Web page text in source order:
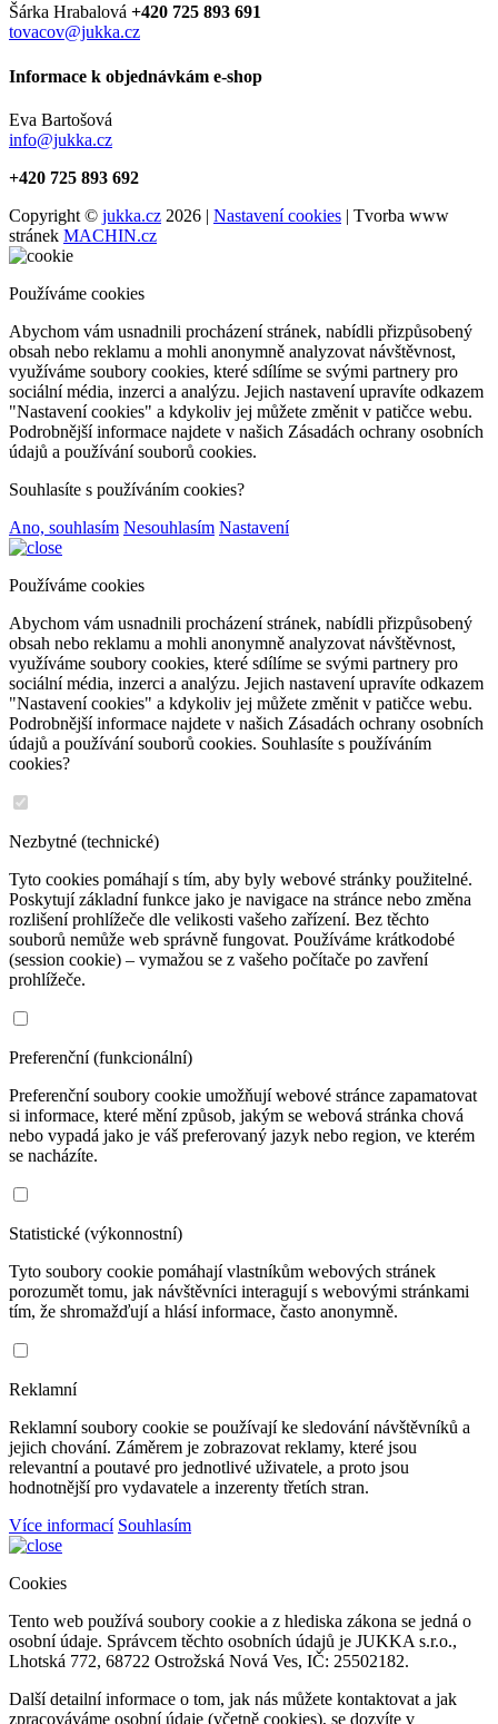
Šárka Hrabalová +420 725 893 691
tovacov@jukka.cz
Informace k objednávkám e-shop
Eva Bartošová
info@jukka.cz
+420 725 893 692
Copyright © jukka.cz 2026 | Nastavení cookies | Tvorba www
stránek MACHIN.cz
Používáme cookies
Abychom vám usnadnili procházení stránek, nabídli přizpůsobený
obsah nebo reklamu a mohli anonymně analyzovat návštěvnost,
využíváme soubory cookies, které sdílíme se svými partnery pro
sociální média, inzerci a analýzu. Jejich nastavení upravíte odkazem
"Nastavení cookies" a kdykoliv jej můžete změnit v patičce webu.
Podrobnější informace najdete v našich Zásadách ochrany osobních
údajů a používání souborů cookies.
Souhlasíte s používáním cookies?
Ano, souhlasím Nesouhlasím Nastavení
Používáme cookies
Abychom vám usnadnili procházení stránek, nabídli přizpůsobený
obsah nebo reklamu a mohli anonymně analyzovat návštěvnost,
využíváme soubory cookies, které sdílíme se svými partnery pro
sociální média, inzerci a analýzu. Jejich nastavení upravíte odkazem
"Nastavení cookies" a kdykoliv jej můžete změnit v patičce webu.
Podrobnější informace najdete v našich Zásadách ochrany osobních
údajů a používání souborů cookies. Souhlasíte s používáním
cookies?
Nezbytné (technické)
Tyto cookies pomáhají s tím, aby byly webové stránky použitelné.
Poskytují základní funkce jako je navigace na stránce nebo změna
rozlišení prohlížeče dle velikosti vašeho zařízení. Bez těchto
souborů nemůže web správně fungovat. Používáme krátkodobé
(session cookie) – vymažou se z vašeho počítače po zavření
prohlížeče.
Preferenční (funkcionální)
Preferenční soubory cookie umožňují webové stránce zapamatovat
si informace, které mění způsob, jakým se webová stránka chová
nebo vypadá jako je váš preferovaný jazyk nebo region, ve kterém
se nacházíte.
Statistické (výkonnostní)
Tyto soubory cookie pomáhají vlastníkům webových stránek
porozumět tomu, jak návštěvníci interagují s webovými stránkami
tím, že shromažďují a hlásí informace, často anonymně.
Reklamní
Reklamní soubory cookie se používají ke sledování návštěvníků a
jejich chování. Záměrem je zobrazovat reklamy, které jsou
relevantní a poutavé pro jednotlivé uživatele, a proto jsou
hodnotnější pro vydavatele a inzerenty třetích stran.
Více informací Souhlasím
Cookies
Tento web používá soubory cookie a z hlediska zákona se jedná o
osobní údaje. Správcem těchto osobních údajů je JUKKA s.r.o.,
Lhotská 772, 68722 Ostrožská Nová Ves, IČ: 25502182.
Další detailní informace o tom, jak nás můžete kontaktovat a jak
zpracováváme osobní údaje (včetně cookies), se dozvíte v